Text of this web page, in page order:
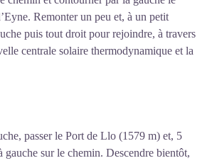
Remonter un peu et, à un petit
puis tout droit pour rejoindre, à travers
centrale solaire thermodynamique et la
passer le Port de Llo (1579 m) et, 5
gauche sur le chemin. Descendre bientôt,